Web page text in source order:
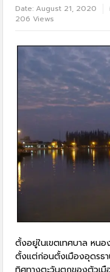
Date:August 21, 2020
206 Views
ตั้งอยู่ในเขตเทศบาล หน
ตั้งแต่ก่อนตั้งเมืองอุดรธา